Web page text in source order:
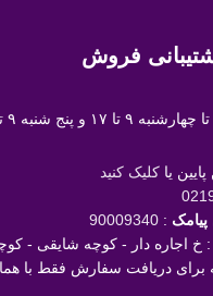
فروش
۹ تا ۱۷ و پنج شنبه ۹ تا ۱۳)
یا کلیک کنید
:
90009340